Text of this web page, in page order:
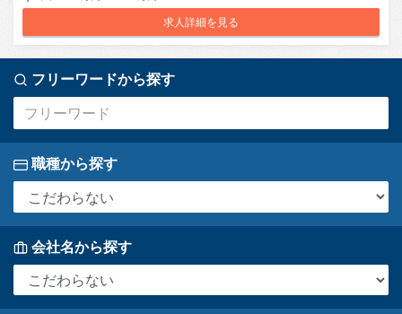
求人詳細を見る
フリーワードから探す
職種から探す
会社名から探す